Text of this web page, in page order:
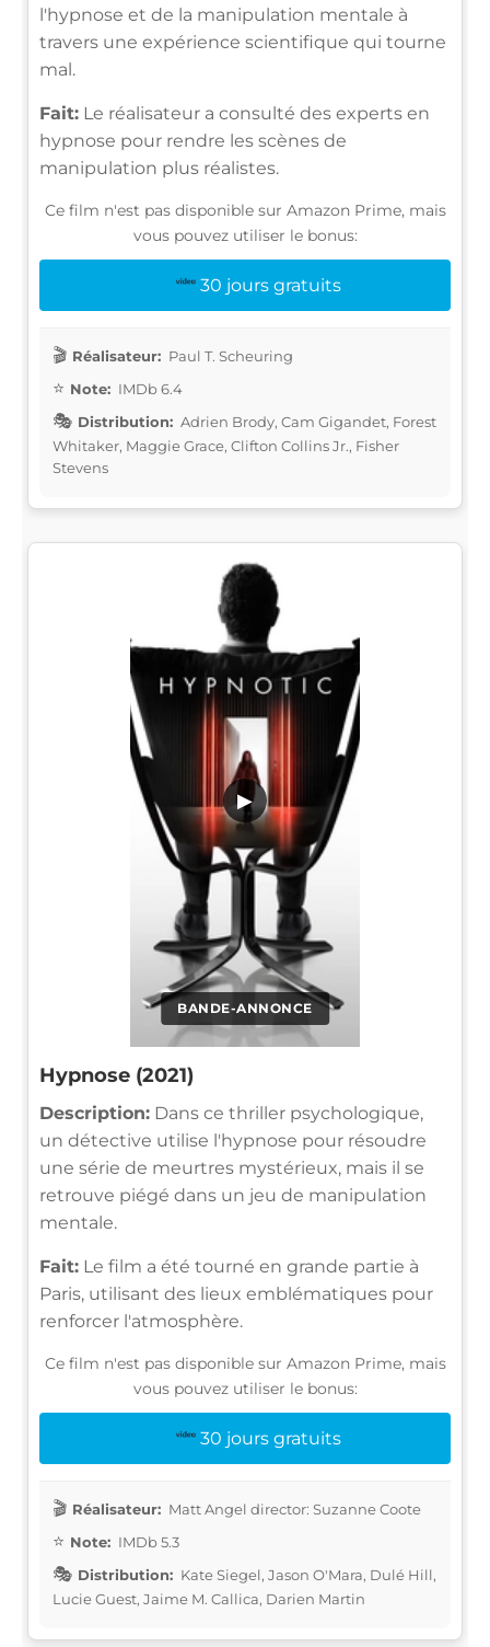
l'hypnose et de la manipulation mentale à
travers une expérience scientifique qui tourne
mal.
Fait: Le réalisateur a consulté des experts en
hypnose pour rendre les scènes de
manipulation plus réalistes.
Ce film n'est pas disponible sur Amazon Prime, mais
vous pouvez utiliser le bonus:
30 jours gratuits
Réalisateur: Paul T. Scheuring
Note: IMDb 6.4
Distribution: Adrien Brody, Cam Gigandet, Forest
Whitaker, Maggie Grace, Clifton Collins Jr., Fisher
Stevens
BANDE-ANNONCE
▶
Hypnose (2021)
Description: Dans ce thriller psychologique,
un détective utilise l'hypnose pour résoudre
une série de meurtres mystérieux, mais il se
retrouve piégé dans un jeu de manipulation
mentale.
Fait: Le film a été tourné en grande partie à
Paris, utilisant des lieux emblématiques pour
renforcer l'atmosphère.
Ce film n'est pas disponible sur Amazon Prime, mais
vous pouvez utiliser le bonus:
30 jours gratuits
Réalisateur: Matt Angel director: Suzanne Coote
Note: IMDb 5.3
Distribution: Kate Siegel, Jason O'Mara, Dulé Hill,
Lucie Guest, Jaime M. Callica, Darien Martin